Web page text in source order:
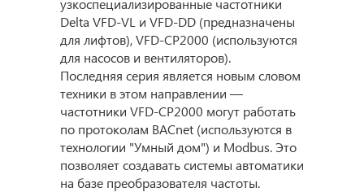
узкоспециализированные частотники
Delta VFD-VL и VFD-DD (предназначены
для лифтов), VFD-CP2000 (используются
для насосов и вентиляторов).
Последняя серия является новым словом
техники в этом направлении —
частотники VFD-CP2000 могут работать
по протоколам BACnet (используются в
технологии "Умный дом") и Modbus. Это
позволяет создавать системы автоматики
на базе преобразователя частоты.